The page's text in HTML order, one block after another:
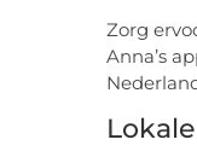
Zorg
Anna’s